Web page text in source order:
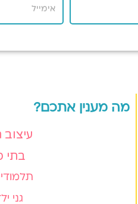
בתי
גני
מה מענין אתכם?